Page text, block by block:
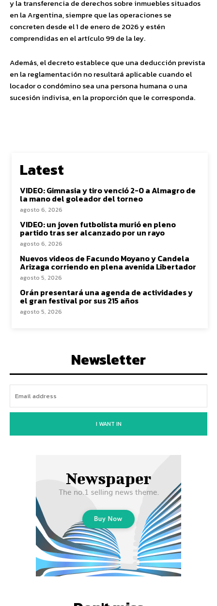
y la transferencia de derechos sobre inmuebles situados
en la Argentina, siempre que las operaciones se
concreten desde el 1 de enero de 2026 y estén
comprendidas en el artículo 99 de la ley.
Además, el decreto establece que una deducción prevista
en la reglamentación no resultará aplicable cuando el
locador o condómino sea una persona humana o una
sucesión indivisa, en la proporción que le corresponda.
Latest
VIDEO: Gimnasia y tiro venció 2-0 a Almagro de
la mano del goleador del torneo
agosto 6, 2026
VIDEO: un joven futbolista murió en pleno
partido tras ser alcanzado por un rayo
agosto 6, 2026
Nuevos videos de Facundo Moyano y Candela
Arizaga corriendo en plena avenida Libertador
agosto 5, 2026
Orán presentará una agenda de actividades y
el gran festival por sus 215 años
agosto 5, 2026
Newsletter
I WANT IN